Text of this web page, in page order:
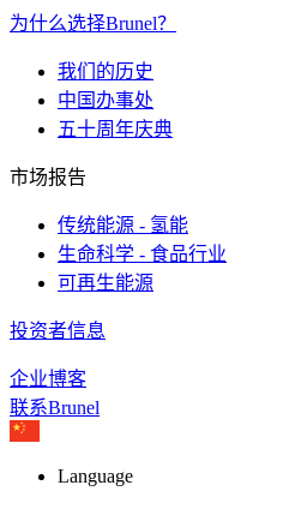
为什么选择Brunel？
我们的历史
中国办事处
五十周年庆典
市场报告
传统能源 - 氢能
生命科学 - 食品行业
可再生能源
投资者信息
企业博客
联系Brunel
Language